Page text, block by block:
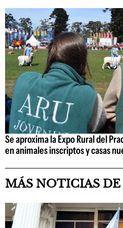
Se aproxima la Expo Rural del
en animales inscriptos y casas
MÁS NOTICIAS